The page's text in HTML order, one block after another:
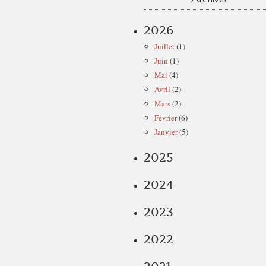
2026
Juillet(1)
Juin (1)
Mai (4)
Avril (2)
Mars(2)
Février(6)
Janvier(5)
2025
2024
2023
2022